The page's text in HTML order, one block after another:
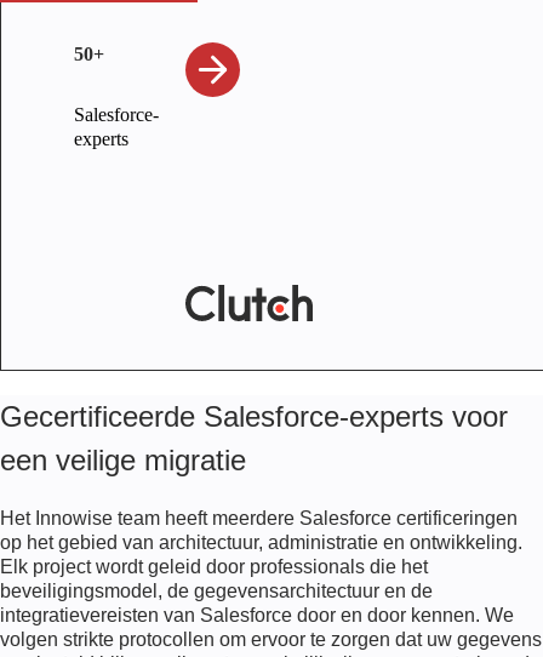
50+
Salesforce-
experts
Gecertificeerde Salesforce-experts voor
een veilige migratie
Het Innowise team heeft meerdere Salesforce certificeringen
op het gebied van architectuur, administratie en ontwikkeling.
Elk project wordt geleid door professionals die het
beveiligingsmodel, de gegevensarchitectuur en de
integratievereisten van Salesforce door en door kennen. We
volgen strikte protocollen om ervoor te zorgen dat uw gegevens